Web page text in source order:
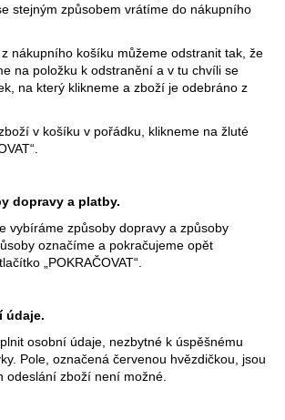
stejným způsobem vrátíme do nákupního
nákupního košíku můžeme odstranit tak, že
na položku k odstranění a v tu chvíli se
na který klikneme a zboží je odebráno z
v košíku v pořádku, klikneme na žluté
dopravy a platby.
vybíráme způsoby dopravy a způsoby
označíme a pokračujeme opět
„POKRAČOVAT“.
údaje.
osobní údaje, nezbytné k úspěšnému
Pole, označená červenou hvězdičkou, jsou
odeslání zboží není možné.
HLEDAT